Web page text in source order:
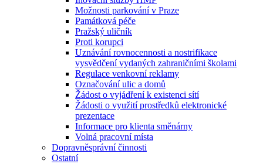
Možnosti parkování v Praze
Památková péče
Pražský uličník
Proti korupci
Uznávání rovnocennosti a nostrifikace
vysvědčení vydaných zahraničními školami
Regulace venkovní reklamy
Označování ulic a domů
Žádost o vyjádření k existenci sítí
Žádosti o využití prostředků elektronické
prezentace
Informace pro klienta směnárny
Volná pracovní místa
Dopravněsprávní činnosti
Ostatní